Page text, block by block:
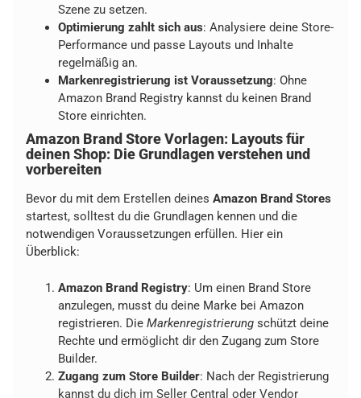
Szene zu setzen.
Optimierung zahlt sich aus: Analysiere deine Store-
Performance und passe Layouts und Inhalte
regelmäßig an.
Markenregistrierung ist Voraussetzung: Ohne
Amazon Brand Registry kannst du keinen Brand
Store einrichten.
Amazon Brand Store Vorlagen: Layouts für
deinen Shop: Die Grundlagen verstehen und
vorbereiten
Bevor du mit dem Erstellen deines Amazon Brand Stores
startest, solltest du die Grundlagen kennen und die
notwendigen Voraussetzungen erfüllen. Hier ein
Überblick:
Amazon Brand Registry: Um einen Brand Store
anzulegen, musst du deine Marke bei Amazon
registrieren. Die Markenregistrierung schützt deine
Rechte und ermöglicht dir den Zugang zum Store
Builder.
Zugang zum Store Builder: Nach der Registrierung
kannst du dich im Seller Central oder Vendor